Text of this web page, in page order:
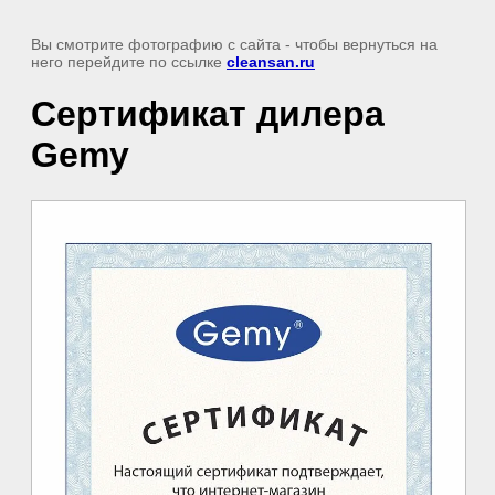
Вы смотрите фотографию с сайта - чтобы вернуться на
него перейдите по ссылке cleansan.ru
Сертификат дилера
Gemy